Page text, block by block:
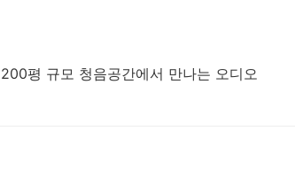
평 규모 청음공간에서 만나는 오디오